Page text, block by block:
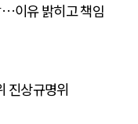
이유 밝히고 책임
진상규명위